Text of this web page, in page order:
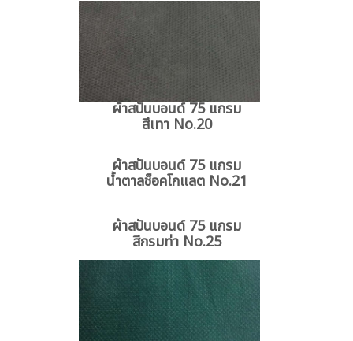
ผ้าสปันบอนด์ 75 แกรม
สีเทา No.20
ผ้าสปันบอนด์ 75 แกรม
น้ำตาลช็อคโกแลต No.21
ผ้าสปันบอนด์ 75 แกรม
สีกรมท่า No.25